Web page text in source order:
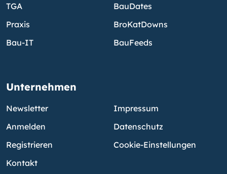
TGA
Praxis
Bau-IT
BauDates
BroKatDowns
BauFeeds
Unternehmen
Newsletter
Anmelden
Registrieren
Kontakt
Impressum
Datenschutz
Cookie-Einstellungen